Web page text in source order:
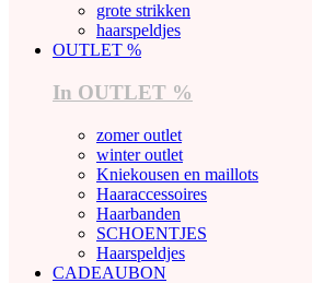
grote strikken
haarspeldjes
OUTLET %
In OUTLET %
zomer outlet
winter outlet
Kniekousen en maillots
Haaraccessoires
Haarbanden
SCHOENTJES
Haarspeldjes
CADEAUBON